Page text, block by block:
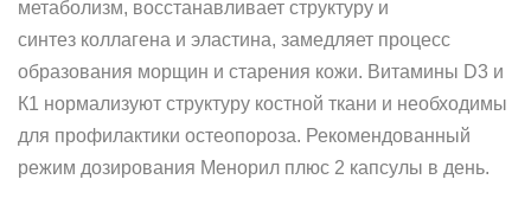
метаболизм, восстанавливает структуру и
синтез коллагена и эластина, замедляет процесс
образования морщин и старения кожи. Витамины D3 и
К1 нормализуют структуру костной ткани и необходимы
для профилактики остеопороза. Рекомендованный
режим дозирования Менорил плюс 2 капсулы в день.